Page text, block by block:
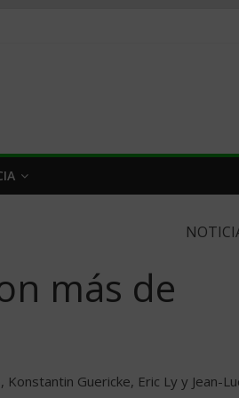
más de
Guericke, Eric Ly y Jean-